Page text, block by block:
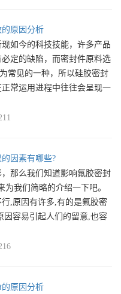
原因分析
如今的科技技能，许多产品
定的缺陷，而密封件原料选
常见的一种，所以硅胶密封
常运用进程中往往会呈现一
因素有哪些?
那么我们知道影响氟胶密封
为我们简略的介绍一下吧。
,原因有许多,有的是氟胶密
因容易引起人们的留意,也容
原因分析